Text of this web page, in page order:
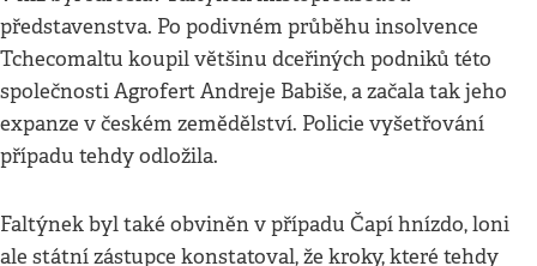
představenstva. Po podivném průběhu insolvence
Tchecomaltu koupil většinu dceřiných podniků této
společnosti Agrofert Andreje Babiše, a začala tak jeho
expanze v českém zemědělství. Policie vyšetřování
případu tehdy odložila.
Faltýnek byl také obviněn v případu Čapí hnízdo, loni
ale státní zástupce konstatoval, že kroky, které tehdy